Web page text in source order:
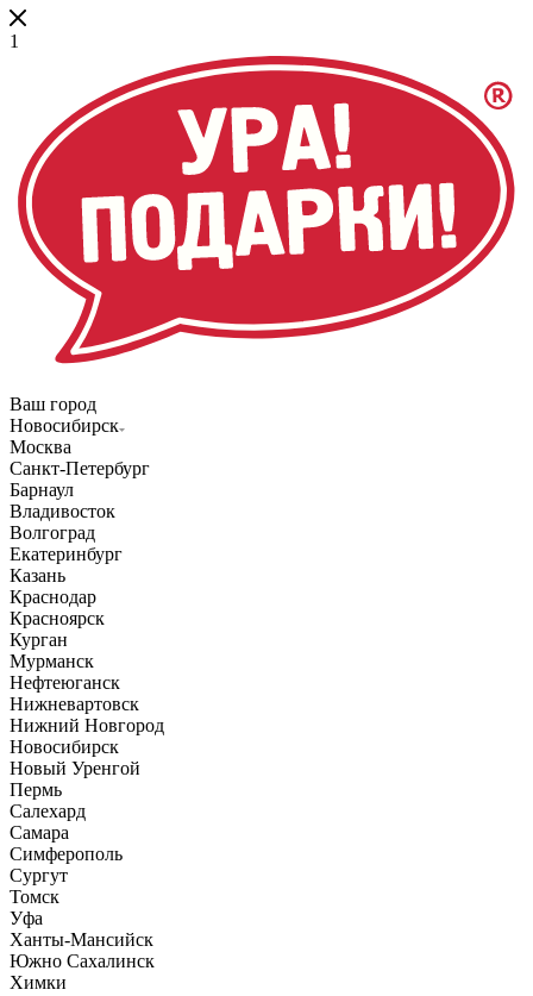
1
Ваш город
Новосибирск
Москва
Санкт-Петербург
Барнаул
Владивосток
Волгоград
Екатеринбург
Казань
Краснодар
Красноярск
Курган
Мурманск
Нефтеюганск
Нижневартовск
Нижний Новгород
Новосибирск
Новый Уренгой
Пермь
Салехард
Самара
Симферополь
Сургут
Томск
Уфа
Ханты-Мансийск
Южно Сахалинск
Химки